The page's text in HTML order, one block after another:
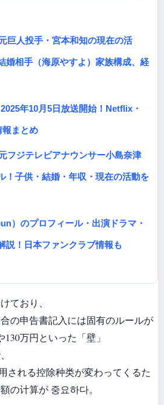
巨人投手・宮本和知の現在の活
婚相手（海原やすよ）家族構成、経
年10月5日放送開始！Netflix・
報まとめ
フジテレビアナウンサー小島奈津
！子供・結婚・年収・現在の活動を
）のプロフィール・出演ドラマ・
説！日本ファンクラブ情報も
ており、
の申告書記入には固有のルールが
万円といった「壁」
される控除种类が変わってくるた
の计算が 중요하다。